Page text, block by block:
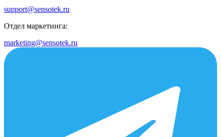
support@sensotek.ru
Отдел маркетинга:
marketing@sensotek.ru